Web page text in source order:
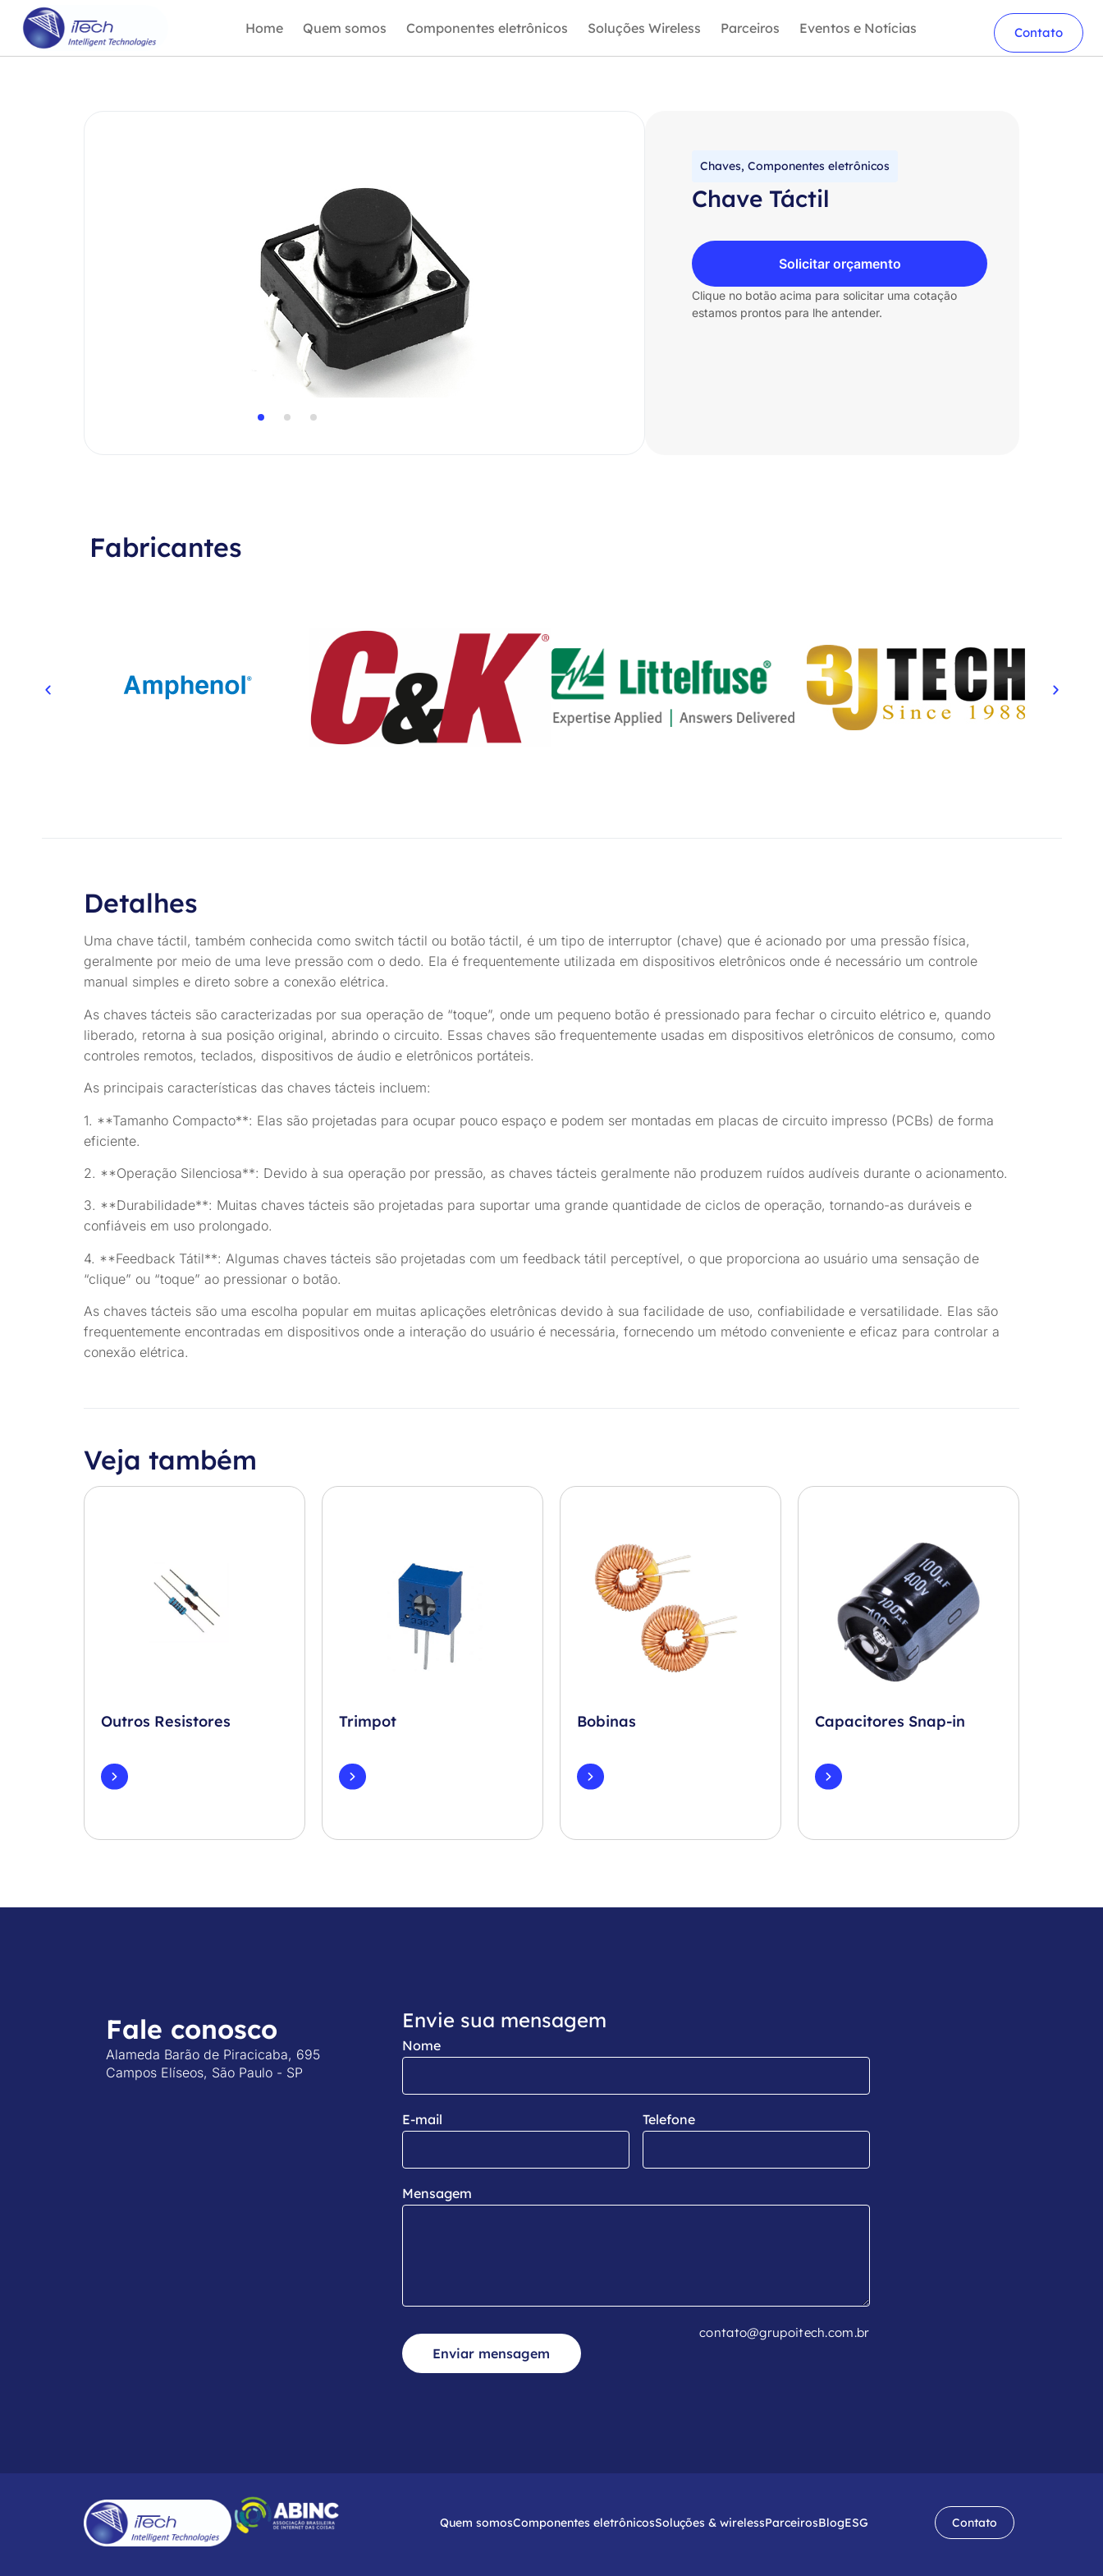
Home Quem somos Componentes eletrônicos Soluções Wireless Parceiros Eventos e Notícias Contato
Chaves, Componentes eletrônicos
Chave Táctil
Solicitar orçamento
Clique no botão acima para solicitar uma cotação
estamos prontos para lhe antender.
Fabricantes
Detalhes
Uma chave táctil, também conhecida como switch táctil ou botão táctil, é um tipo de interruptor (chave) que é acionado por uma pressão física,
geralmente por meio de uma leve pressão com o dedo. Ela é frequentemente utilizada em dispositivos eletrônicos onde é necessário um controle
manual simples e direto sobre a conexão elétrica.
As chaves tácteis são caracterizadas por sua operação de “toque”, onde um pequeno botão é pressionado para fechar o circuito elétrico e, quando
liberado, retorna à sua posição original, abrindo o circuito. Essas chaves são frequentemente usadas em dispositivos eletrônicos de consumo, como
controles remotos, teclados, dispositivos de áudio e eletrônicos portáteis.
As principais características das chaves tácteis incluem:
1. **Tamanho Compacto**: Elas são projetadas para ocupar pouco espaço e podem ser montadas em placas de circuito impresso (PCBs) de forma
eficiente.
2. **Operação Silenciosa**: Devido à sua operação por pressão, as chaves tácteis geralmente não produzem ruídos audíveis durante o acionamento.
3. **Durabilidade**: Muitas chaves tácteis são projetadas para suportar uma grande quantidade de ciclos de operação, tornando-as duráveis e
confiáveis em uso prolongado.
4. **Feedback Tátil**: Algumas chaves tácteis são projetadas com um feedback tátil perceptível, o que proporciona ao usuário uma sensação de
“clique” ou “toque” ao pressionar o botão.
As chaves tácteis são uma escolha popular em muitas aplicações eletrônicas devido à sua facilidade de uso, confiabilidade e versatilidade. Elas são
frequentemente encontradas em dispositivos onde a interação do usuário é necessária, fornecendo um método conveniente e eficaz para controlar a
conexão elétrica.
Veja também
Outros Resistores Trimpot Bobinas Capacitores Snap-in
Fale conosco
Alameda Barão de Piracicaba, 695
Campos Elíseos, São Paulo - SP
Envie sua mensagem
Nome
E-mail Telefone
Mensagem
Enviar mensagem
contato@grupoitech.com.br
Quem somosComponentes eletrônicosSoluções & wirelessParceirosBlogESG Contato